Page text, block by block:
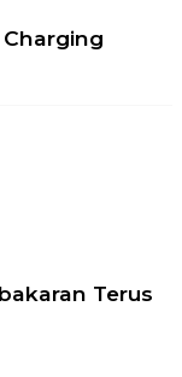
Terus